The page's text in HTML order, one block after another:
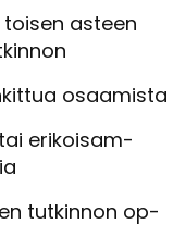
as­teen
osaa­mis­ta
eri­koi­sam­
tut­kin­non op­